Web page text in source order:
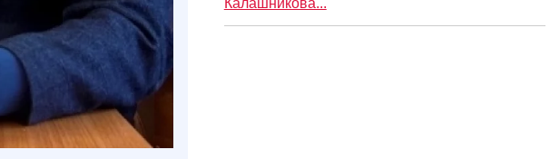
Калашникова...